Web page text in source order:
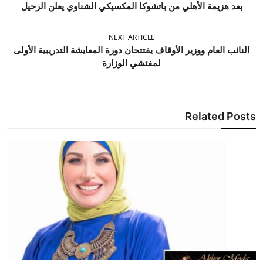
بعد هزيمة الأهلي من باتشوكا المكسيكي الشناوي يعلن الرحيل
NEXT ARTICLE
النائب العام ووزير الأوقاف يفتتحان دورة المعايشة التدريبية الأولى
لمفتشي الوزارة
Related Posts